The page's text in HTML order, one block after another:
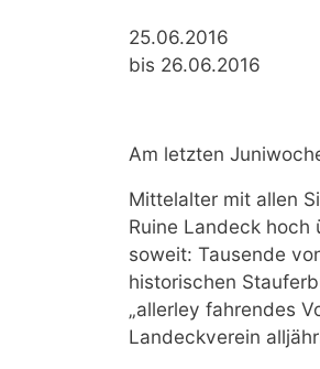
25.06.2016
bis 26.06.2016
Am letzten
Mittelalter mit allen
Ruine Landeck hoch
soweit: Tausende
historischen
„allerley fahrendes
Landeckverein